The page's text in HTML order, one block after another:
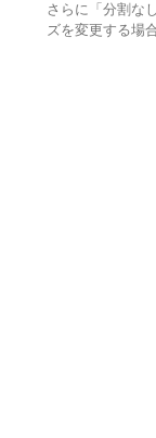
さらに「分割な
ズを変更する場